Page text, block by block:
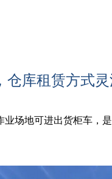
仓库租赁方式
场地可进出货柜车，